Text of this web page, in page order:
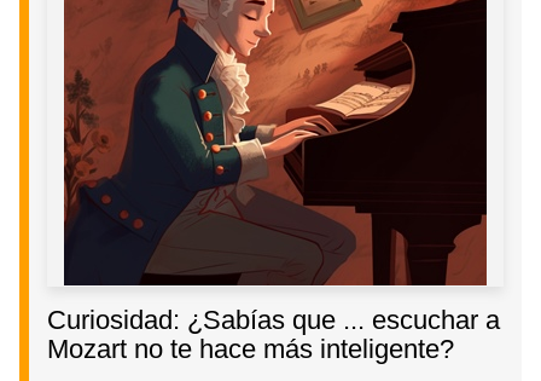
Curiosidad: ¿Sabías que ... escuchar a
Mozart no te hace más inteligente?